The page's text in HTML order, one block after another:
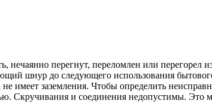
перегнут, переломлен или перегорел
шнур до следующего использования
имеет заземления. Чтобы определить
Скручивания и соединения недопустимы. Это